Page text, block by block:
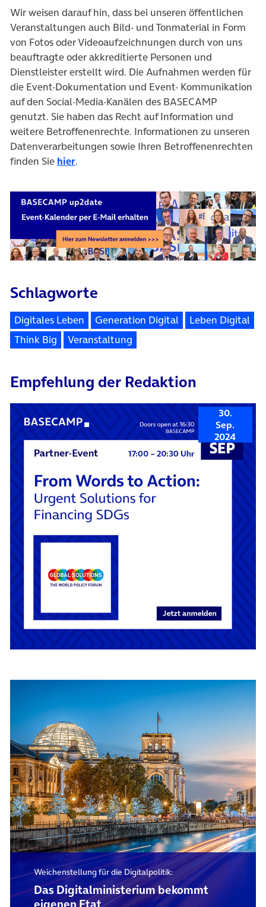
Wir weisen darauf hin, dass bei unseren öffentlichen
Veranstaltungen auch Bild- und Tonmaterial in Form
von Fotos oder Videoaufzeichnungen durch von uns
beauftragte oder akkreditierte Personen und
Dienstleister erstellt wird. Die Aufnahmen werden für
die Event-Dokumentation und Event- Kommunikation
auf den Social-Media-Kanälen des BASECAMP
genutzt. Sie haben das Recht auf Information und
weitere Betroffenenrechte. Informationen zu unseren
Datenverarbeitungen sowie Ihren Betroffenenrechten
finden Sie hier.
Schlagworte
Digitales Leben Generation Digital
Leben Digital
Think Big
Veranstaltung
Empfehlung der Redaktion
30.
Sep.
2024
Weichenstellung für die Digitalpolitik:
Das Digital­ministerium bekommt